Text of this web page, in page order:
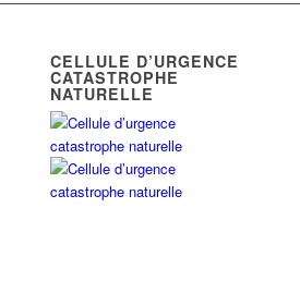
CELLULE D’URGENCE
CATASTROPHE
NATURELLE